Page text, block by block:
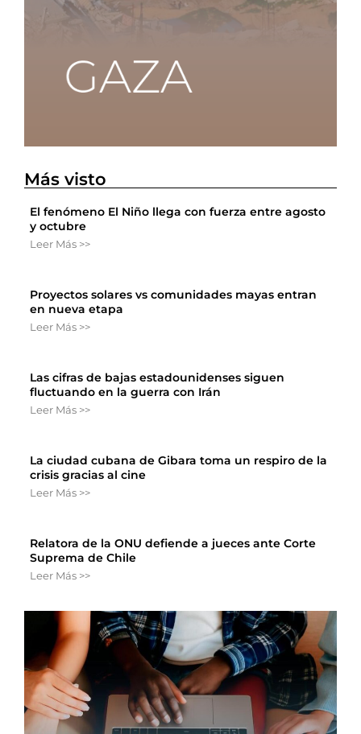
Más visto
El fenómeno El Niño llega con fuerza entre agosto
y octubre
Leer Más >>
Proyectos solares vs comunidades mayas entran
en nueva etapa
Leer Más >>
Las cifras de bajas estadounidenses siguen
fluctuando en la guerra con Irán
Leer Más >>
La ciudad cubana de Gibara toma un respiro de la
crisis gracias al cine
Leer Más >>
Relatora de la ONU defiende a jueces ante Corte
Suprema de Chile
Leer Más >>